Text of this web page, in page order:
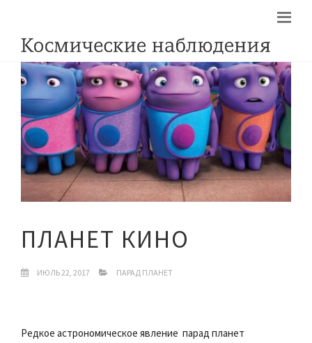
ПЛАНЕТ КИНО
ИЮЛЬ 22, 2017 ПАРАД ПЛАНЕТ
Редкое астрономическое явление  парад планет 